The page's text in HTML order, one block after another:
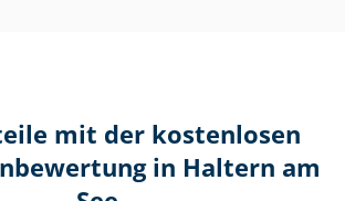
mit der kostenlosen
in Haltern am